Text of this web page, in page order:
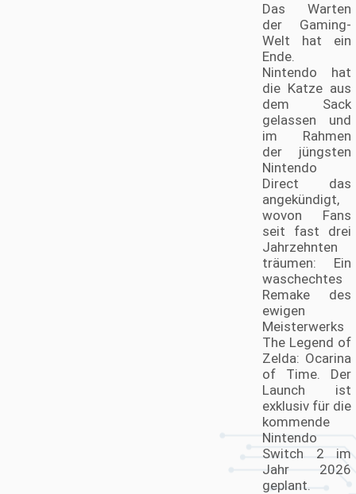
Das Warten
der Gaming-
Welt hat ein
Ende.
Nintendo hat
die Katze aus
dem Sack
gelassen und
im Rahmen
der jüngsten
Nintendo
Direct das
angekündigt,
wovon Fans
seit fast drei
Jahrzehnten
träumen: Ein
waschechtes
Remake des
ewigen
Meisterwerks
The Legend of
Zelda: Ocarina
of Time. Der
Launch ist
exklusiv für die
kommende
Nintendo
Switch 2 im
Jahr 2026
geplant.